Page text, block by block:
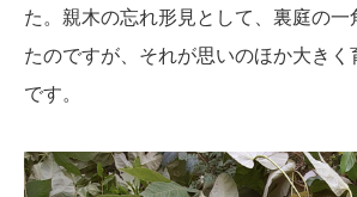
た。親木の忘れ形見として、裏庭の一
たのですが、それが思いのほか大きく
です。